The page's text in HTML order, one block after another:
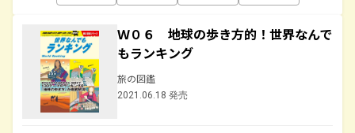
Ｗ０６ 地球の歩き方的！世界なんで
もランキング
旅の図鑑
2021.06.18 発売